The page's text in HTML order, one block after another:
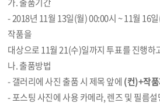
- 2018년 11월 13일(월) 00:00시 ~ 11월 16
작품을
대상으로 11월 21(수)일까지 투표를 진행하
나. 출품방법
- 갤러리에 사진 출품 시 제목 앞에 (컨)+작
- 포스팅 사진에 사용 카메라, 렌즈 및 필름설